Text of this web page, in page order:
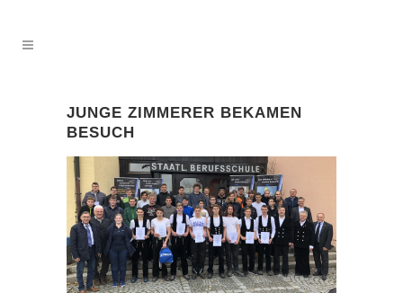
JUNGE ZIMMERER BEKAMEN
BESUCH